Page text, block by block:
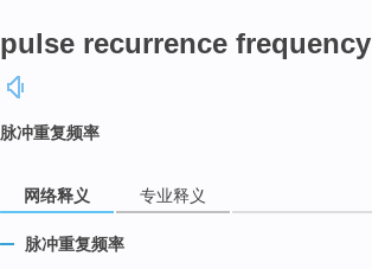
pulse recurrence frequency
脉冲重复频率
网络释义 专业释义
脉冲重复频率